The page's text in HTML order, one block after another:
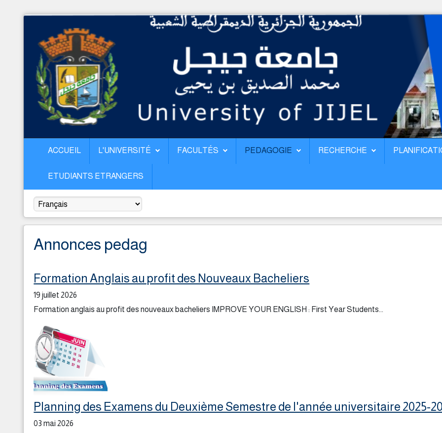
L'Université
Pedagogie
Vie Etudiante
Etudiants Etrangers
ACCUEIL L'UNIVERSITÉ FACULTÉS PEDAGOGIE RECHERCHE
ETUDIANTS ETRANGERS
Annonces pedag
Formation Anglais au profit des Nouveaux Bacheliers
19 juillet 2026
Formation anglais au profit des nouveaux bacheliers IMPROVE YOUR ENGLISH : First Year Students...
Planning des Examens du Deuxième Semestre de l'année universitaire 2025-
03 mai 2026